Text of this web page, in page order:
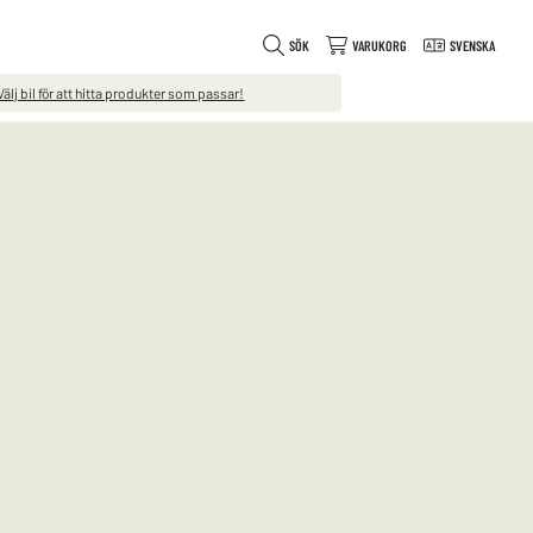
SÖK VARUKORG SVENSKA
bil för att hitta produkter som passar!